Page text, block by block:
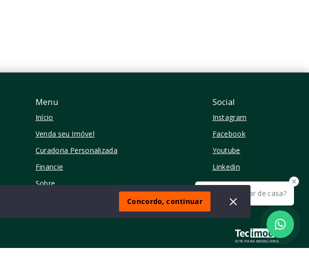
Olá! quer mudar de casa?
Menu
Início
Venda seu Imóvel
Curadoria Personalizada
Financie
Sobre
Social
Instagram
Facebook
Youtube
Linkedin
SITE PARA IMOBILIARIA
Concordo, continuar